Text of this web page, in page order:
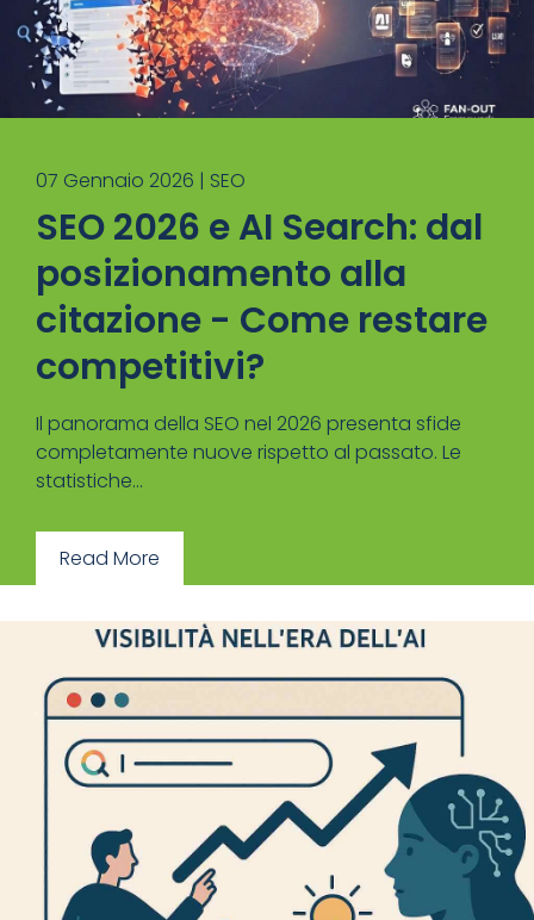
07 Gennaio 2026 | SEO
SEO 2026 e AI Search: dal
posizionamento alla
citazione - Come restare
competitivi?
Il panorama della SEO nel 2026 presenta sfide
completamente nuove rispetto al passato. Le
statistiche...
Read More